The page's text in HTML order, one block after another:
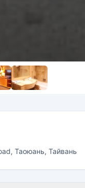
Таоюань, Тайвань